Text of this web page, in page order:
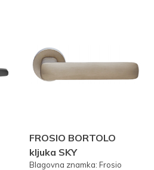
FROSIO BORTOLO
kljuka SKY
Blagovna znamka: Frosio